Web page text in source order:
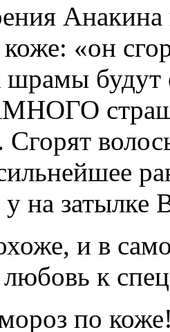
Анакина
«он
шрамы
Сгорят
на затылке
и в
любовь к
по